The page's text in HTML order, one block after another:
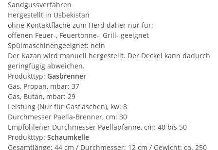
Sandgussverfahren
Hergestellt in Usbekistan
ohne Kontaktfläche zum Herd daher nur für:
offenen Feuer-, Feuertonne-, Grill- geeignet
Spülmaschinengeeignet: nein
Der Kazan wird manuell hergestellt. Der Deckel kann dadurch
geringfügig abweichen.
Produkttyp: Gasbrenner
Gas, Propan, mbar: 37
Gas, Butan, mbar: 29
Leistung (Nur für Gasflaschen), kw: 8
Durchmesser Paella-Brenner, cm: 30
Empfohlener Durchmesser Paellapfanne, cm: 40 bis 50
Produkttyp: Schaumkelle
Gesamtlänge: 44 cm / Durchmesser: 12 cm / Gewicht: ca. 250